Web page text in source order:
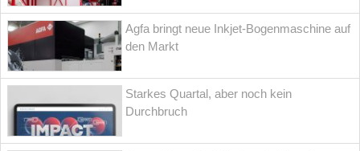
Agfa bringt neue Inkjet-Bogenmaschine auf
den Markt
Starkes Quartal, aber noch kein
Durchbruch